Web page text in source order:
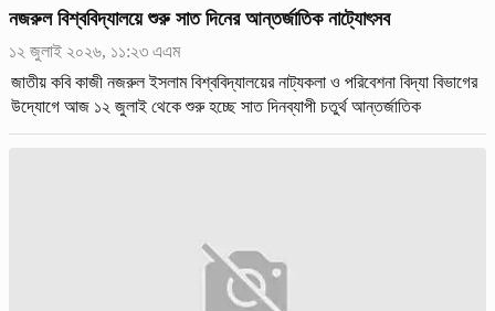
নজরুল বিশ্ববিদ্যালয়ে শুরু সাত দিনের আন্তর্জাতিক নাট্যোৎসব
১২ জুলাই ২০২৬, ১১:২৩ এএম
জাতীয় কবি কাজী নজরুল ইসলাম বিশ্ববিদ্যালয়ের নাট্যকলা ও পরিবেশনা বিদ্যা বিভাগের
উদ্যোগে আজ ১২ জুলাই থেকে শুরু হচ্ছে সাত দিনব্যাপী চতুর্থ আন্তর্জাতিক
নাট্যোৎসব-২০২৬। ১৮ জুলাই পর্যন্ত চলবে এই উৎসব।